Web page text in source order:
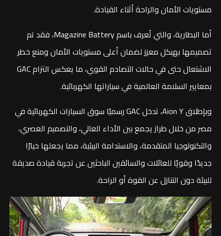
مستويات الأمان والراحة أثناء القيادة.
أما البطارية، والتي تُعرف باسم Magazine Battery، فقد تم
تصميمها بهيكل معزز لضمان أعلى مستويات الأمان ومنع خطر
الاشتعال حتى في حالات التصادم القوي، ما يعكس التزام GAC
بمعايير السلامة العالمية في سياراتها الكهربائية.
وبإطلاق Aion Y، تدخل GAC رسميًا سوق السيارات الكهربائية في
مصر من خلال طراز يجمع بين الأداء العالي، والتصميم العصري،
والتكنولوجيا المتقدمة، والاستدامة البيئية، مما يجعلها خيارًا
جديدًا وقويًا للعائلات والسائقين الباحثين عن تجربة قيادة صديقة
للبيئة دون التنازل عن القوة أو الراحة.